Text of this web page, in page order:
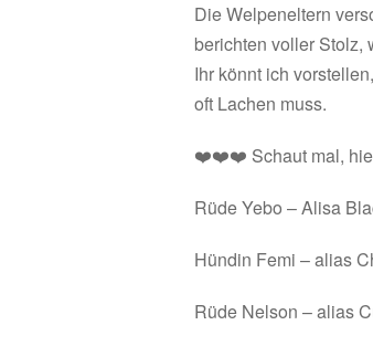
Die Welpeneltern
berichten voller Stolz,
Ihr könnt ich
oft Lachen muss.
❤️❤️❤️ Schaut mal,
Rüde Yebo – Alisa
Hündin Femi – alias
Rüde Nelson – alias